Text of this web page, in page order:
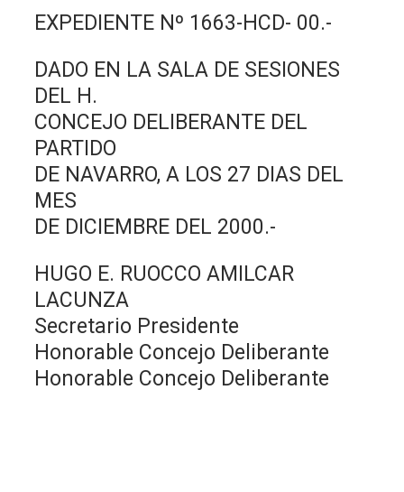
EXPEDIENTE Nº 1663-HCD- 00.-
DADO EN LA SALA DE SESIONES
DEL H.
CONCEJO DELIBERANTE DEL
PARTIDO
DE NAVARRO, A LOS 27 DIAS DEL
MES
DE DICIEMBRE DEL 2000.-
HUGO E. RUOCCO AMILCAR
LACUNZA
Secretario Presidente
Honorable Concejo Deliberante
Honorable Concejo Deliberante